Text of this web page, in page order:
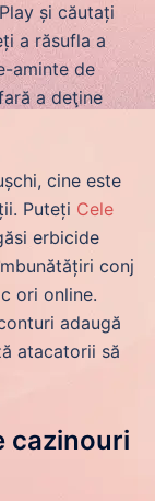
și căutați
a răsufla a
aminte de
a deţine
cine este
Puteți Cele
erbicide
conj
ori online.
adaugă
atacatorii să
cazinouri